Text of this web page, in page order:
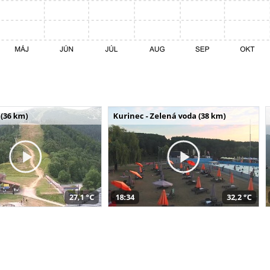
km)
27,1 °C
Kurinec - Zelená voda (38 km)
18:34 32,2 °C